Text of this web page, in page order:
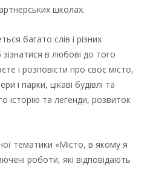
школах.
багато слів і різних
в любові до того
і розповісти про своє місто,
і парки, цікаві будівлі та
історію та легенди, розвиток
тематики «Місто, в якому я
роботи, які відповідають